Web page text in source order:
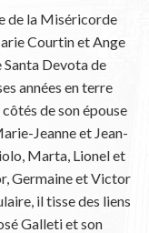
de la Miséricorde
Courtin et Ange
Devota de
années en terre
de son épouse
Jeanne et Jean-
Marta, Lionel et
Germaine et Victor
il tisse des liens
Galleti et son